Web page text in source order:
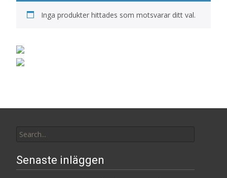
Inga produkter hittades som motsvarar ditt val.
for:
Senaste inläggen